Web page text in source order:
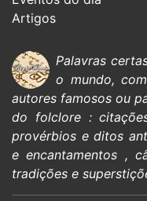
Artigos
Palavras
o mundo,
autores famosos ou
do folclore:
provérbios e ditos
e encantamentos ,
tradições e